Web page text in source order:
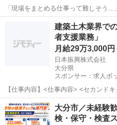
「現場をまとめる仕事って難しそう
もご安心ください✨ 施工管理は、建設現場をスムーズに進めるため
の"司令塔"のような存在です。 未経
援を活用しながら、一生モノ...
大分市 施工管理 未
建築土木業界で
者支援業務」
月給29万3,000
日本振興株式会社
大分県
スポンサー：求人ボ
【仕事内容】<仕事内容> <セカンド
業務が中心> 事業者と設計者・施工者
運ぶようサポート・技術支援をしま
通省をはじめとする「事業者」と...
正社員
大分市／未経験
検・保守・検査